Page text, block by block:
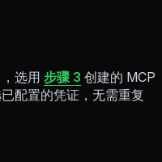
选用 步骤 3 创建的 MCP
配置的凭证，无需重复